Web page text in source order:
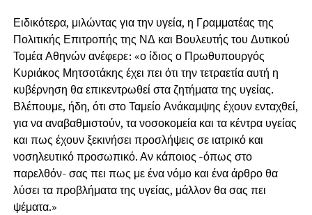
Ειδικότερα, μιλώντας για την υγεία, η Γραμματέας της
Πολιτικής Επιτροπής της ΝΔ και Βουλευτής του Δυτικού
Τομέα Αθηνών ανέφερε: «ο ίδιος ο Πρωθυπουργός
Κυριάκος Μητσοτάκης έχει πει ότι την τετραετία αυτή η
κυβέρνηση θα επικεντρωθεί στα ζητήματα της υγείας.
Βλέπουμε, ήδη, ότι στο Ταμείο Ανάκαμψης έχουν ενταχθεί,
για να αναβαθμιστούν, τα νοσοκομεία και τα κέντρα υγείας
και πως έχουν ξεκινήσει προσλήψεις σε ιατρικό και
νοσηλευτικό προσωπικό. Αν κάποιος -όπως στο
παρελθόν- σας πει πως με ένα νόμο και ένα άρθρο θα
λύσει τα προβλήματα της υγείας, μάλλον θα σας πει
ψέματα.»